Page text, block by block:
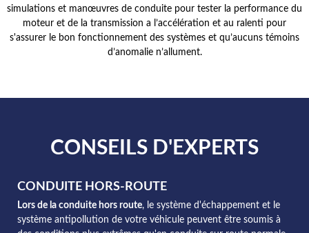
simulations et manœuvres de conduite pour tester la performance du
moteur et de la transmission a l’accélération et au ralenti pour
s'assurer le bon fonctionnement des systèmes et qu’aucuns témoins
d’anomalie n’allument.
CONSEILS D'EXPERTS
CONDUITE HORS-ROUTE
Lors de la conduite hors route, le système d'échappement et le
système antipollution de votre véhicule peuvent être soumis à